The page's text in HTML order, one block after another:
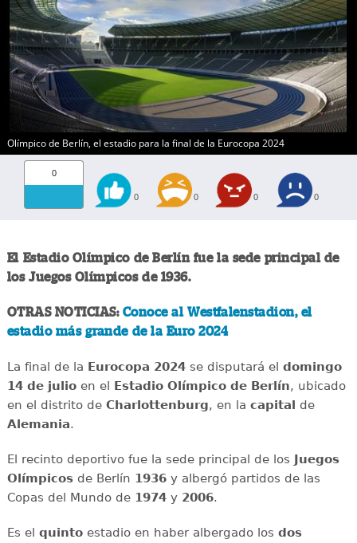
Olímpico de Berlín, el estadio para la final de la Eurocopa 2024
0
0 0 0 0
El Estadio Olímpico de Berlín fue la sede principal de
los Juegos Olímpicos de 1936.
OTRAS NOTICIAS: Conoce al Westfalenstadion, el
estadio más grande de la Euro 2024
La final de la Eurocopa 2024se disputará el domingo
14 de julioen el Estadio Olímpico de Berlín, ubicado
en el distrito de Charlottenburg, en la capital de
Alemania.
El recinto deportivo fue la sede principal de los Juegos
Olímpicosde Berlín 1936y albergó partidos de las
Copas del Mundo de 1974y 2006.
Es el quintoestadio en haber albergado los dos